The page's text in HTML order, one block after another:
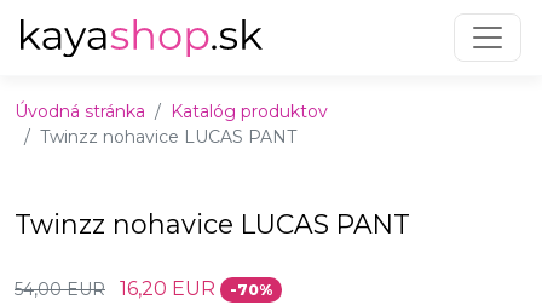
Úvodná stránka
Katalóg produktov
Twinzz nohavice LUCAS PANT
Twinzz nohavice LUCAS PANT
54,00 EUR 16,20 EUR -70%